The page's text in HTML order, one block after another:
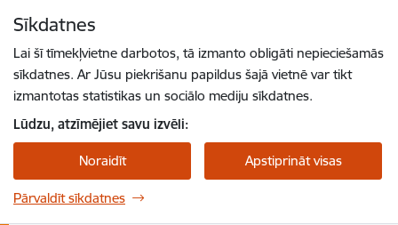
Sīkdatnes
Lai šī tīmekļvietne darbotos, tā izmanto obligāti nepieciešamās
sīkdatnes. Ar Jūsu piekrišanu papildus šajā vietnē var tikt
izmantotas statistikas un sociālo mediju sīkdatnes.
Lūdzu, atzīmējiet savu izvēli:
Noraidīt Apstiprināt visas
Pārvaldīt sīkdatnes